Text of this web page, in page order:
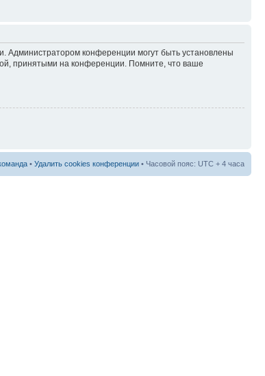
Администратором конференции могут быть установлены
принятыми на конференции. Помните, что ваше
• Удалить cookies конференции • Часовой пояс: UTC + 4 часа